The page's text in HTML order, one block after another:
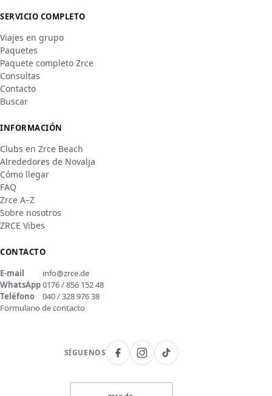
SERVICIO COMPLETO
Viajes en grupo
Paquetes
Paquete completo Zrce
Consultas
Contacto
Buscar
INFORMACIÓN
Clubs en Zrce Beach
Alrededores de Novalja
Cómo llegar
FAQ
Zrce A–Z
Sobre nosotros
ZRCE Vibes
CONTACTO
E-mail
info@zrce.de
WhatsApp0176 / 856 152 48
Teléfono
040 / 328 976 38
Formulario de contacto
SÍGUENOS